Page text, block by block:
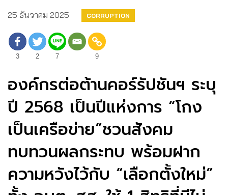
25 ธันวาคม 2025 CORRUPTION
3 2 7 9
องค์กรต่อต้านคอร์รัปชันฯ ระบุ
ปี 2568 เป็นปีแห่งการ “โกง
เป็นเครือข่าย”ชวนสังคม
ทบทวนผลกระทบ พร้อมฝาก
ความหวังไว้กับ “เลือกตั้งใหม่”